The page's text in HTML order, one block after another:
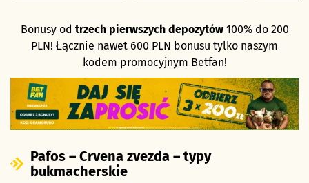
Bonusy od trzech pierwszych depozytów100% do 200
PLN! Łącznie nawet 600 PLN bonusu tylko naszym
kodem promocyjnym Betfan!
Pafos – Crvena zvezda – typy
bukmacherskie